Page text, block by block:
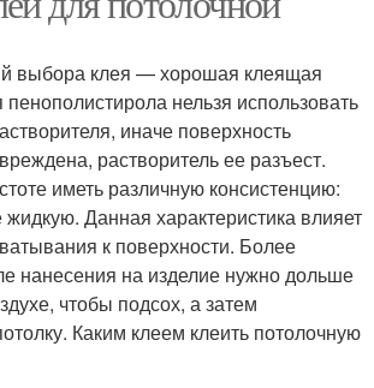
выбора клея — хорошая клеящая
нельзя использовать
иначе поверхность
растворитель ее разъест.
иметь различную консистенцию:
жидкую. Данная характеристика влияет
к поверхности. Более
нанесения на изделие нужно дольше
чтобы подсох, а затем
Каким клеем клеить потолочную